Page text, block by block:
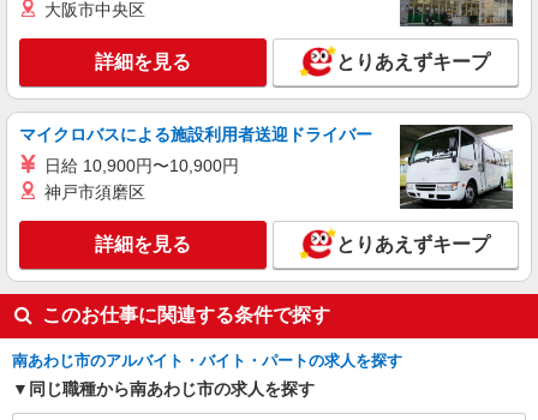
大阪市中央区
詳細を見る とりあえずキープ
マイクロバスによる施設利用者送迎ドライバー
日給 10,900円〜10,900円
神戸市須磨区
詳細を見る とりあえずキープ
このお仕事に関連する条件で探す
南あわじ市のアルバイト・バイト・パートの求人を探す
同じ職種から南あわじ市の求人を探す